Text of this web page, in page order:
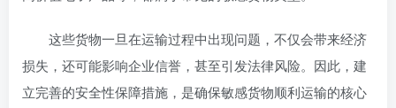
这些货物一旦在运输过程中出现问题，不仅会带来经济
损失，还可能影响企业信誉，甚至引发法律风险。因此，建
立完善的安全性保障措施，是确保敏感货物顺利运输的核心